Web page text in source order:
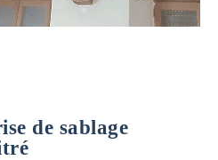
de sablage